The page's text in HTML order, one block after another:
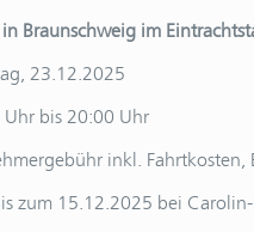
Braunschweig im
23.12.2025
Uhr bis 20:00 Uhr
inkl.
zum 15.12.2025 bei